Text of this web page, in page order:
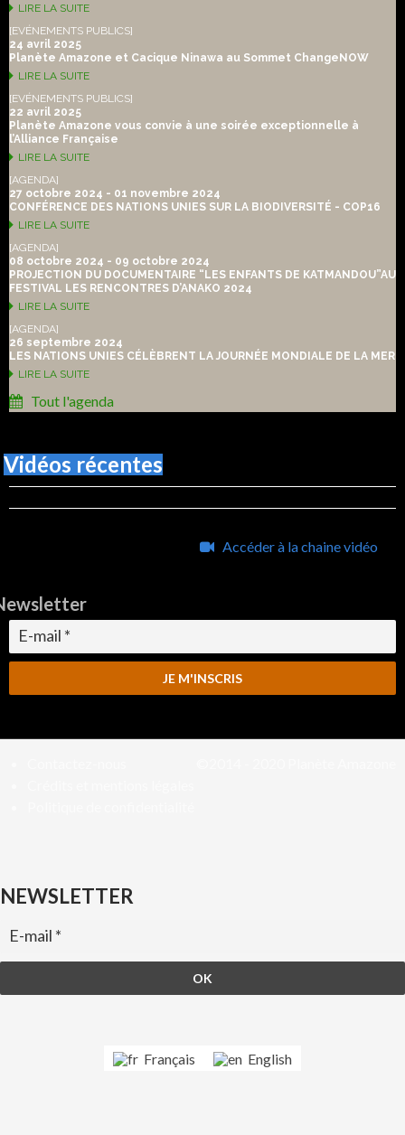
LIRE LA SUITE
[EVÉNEMENTS PUBLICS]
24 avril 2025
Planète Amazone et Cacique Ninawa au Sommet ChangeNOW
LIRE LA SUITE
[EVÉNEMENTS PUBLICS]
22 avril 2025
Planète Amazone vous convie à une soirée exceptionnelle à
l’Alliance Française
LIRE LA SUITE
[AGENDA]
27 octobre 2024 - 01 novembre 2024
CONFÉRENCE DES NATIONS UNIES SUR LA BIODIVERSITÉ - COP16
LIRE LA SUITE
[AGENDA]
08 octobre 2024 - 09 octobre 2024
PROJECTION DU DOCUMENTAIRE “LES ENFANTS DE KATMANDOU”AU
FESTIVAL LES RENCONTRES D’ANAKO 2024
LIRE LA SUITE
[AGENDA]
26 septembre 2024
LES NATIONS UNIES CÉLÈBRENT LA JOURNÉE MONDIALE DE LA MER
LIRE LA SUITE
Tout l'agenda
Vidéos récentes
Accéder à la chaine vidéo
NEWSLETTER
Français English